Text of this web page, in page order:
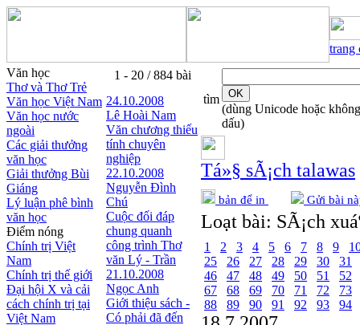
trang
Văn học
Thơ và Thơ Trẻ
Văn học Việt Nam
Văn học nước
ngoài
Các giải thưởng
văn học
Giải thưởng Bùi
Giáng
Lý luận phê bình
văn học
Điểm nóng
Chính trị Việt
Nam
Chính trị thế giới
Đại hội X và cải
cách chính trị tại
Việt Nam
1 - 20 / 884 bài
24.10.2008
Lê Hoài Nam
Văn chương thiếu
tính chuyên
nghiệp
22.10.2008
Nguyễn Đình
Chú
Cuộc đối đáp
chung quanh
công trình Thơ
văn Lý - Trần
21.10.2008
Ngọc Anh
Giới thiệu sách -
Có phải đã đến
tìm
(dùng Unicode hoặc không
dấu)
Tá»§ sÃ¡ch talawas
bản để in Gửi bài
Loạt bài: SÃ¡ch
1 2 3 4 5 6 7 8 9
25
26 27 28 29 30
31
46
47 48 49 50 51
52
67
68 69 70 71 72
73
88
89 90 91 92 93 94